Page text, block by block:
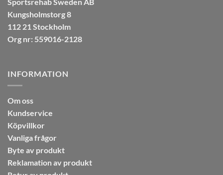
Kungsholmstorg 8
112 21 Stockholm
Org nr: 559016-2128
INFORMATION
Om oss
Kundservice
Köpvillkor
Vanliga frågor
Byte av produkt
Reklamation av produkt